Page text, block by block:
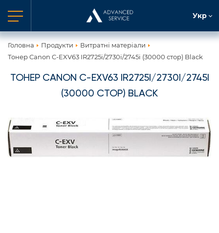
Укр
Головна Продукти
Витратні матеріали
Тонер Canon C-EXV63 IR2725i/2730i/2745i (30000 стор) Black
ТОНЕР CANON C-EXV63 IR2725I/2730I/2745I
(30000 СТОР) BLACK